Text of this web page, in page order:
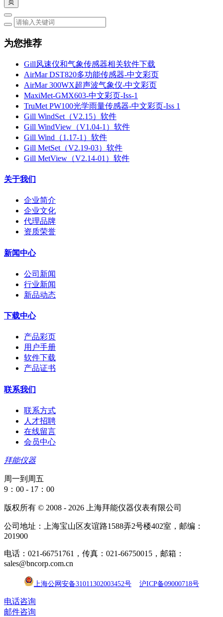
为您推荐
Gill风速仪和气象传感器相关软件下载
AirMar DST820多功能传感器-中文彩页
AirMar 300WX超声波气象仪-中文彩页
MaxiMet-GMX603-中文彩页-Iss-1
TruMet PW100光学雨量传感器-中文彩页-Iss 1
Gill WindSet（V2.15）软件
Gill WindView（V1.04-1）软件
Gill Wind（1.17-1）软件
Gill MetSet（V2.19-03）软件
Gill MetView（V2.14-01）软件
关于我们
企业简介
企业文化
代理品牌
资质荣誉
新闻中心
公司新闻
行业新闻
新品动态
下载中心
产品彩页
用户手册
软件下载
产品证书
联系我们
联系方式
人才招聘
在线留言
会员中心
拜能仪器
周一到周五
9：00 - 17：00
版权所有 © 2008 - 2026 上海拜能仪器仪表有限公司
公司地址：上海宝山区友谊路1588弄2号楼402室，邮编：
201900
电话：021-66751761，传真：021-66750015，邮箱：
sales@bncorp.com.cn
上海公网安备31011302003452号 沪ICP备09000718号
电话咨询
邮件咨询